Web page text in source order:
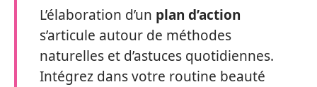
L’élaboration d’un plan d’action
s’articule autour de méthodes
naturelles et d’astuces quotidiennes.
Intégrez dans votre routine beauté